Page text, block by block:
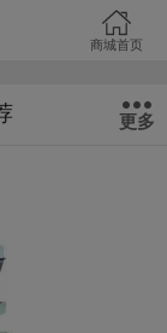
商城首页
更多